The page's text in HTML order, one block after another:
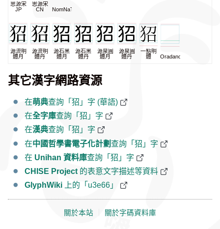
思源宋
JP
思源宋
CN
NomNaTong
源流明
體月
源流明
體丹
源石黑
體月
源石黑
體丹
源泉圓
體月
源泉圓
體丹
一點明
體
Oradano
其它漢字網路資源
在萌典查詢「㹦」字 (華語)
在全字庫查詢「㹦」字
在漢典查詢「㹦」字
在中國哲學書電子化計劃查詢「㹦」字
在 Unihan 資料庫查詢「㹦」字
CHISE Project 的表意文字描述等資料
GlyphWiki 上的「u3e66」
關於本站 關於字碼資料庫